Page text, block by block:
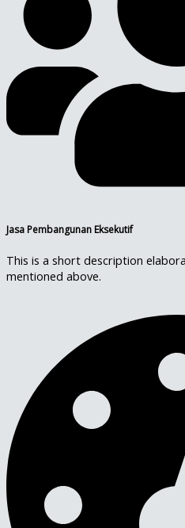
Jasa Pembangunan Eksekutif
This is a short description
mentioned above.​